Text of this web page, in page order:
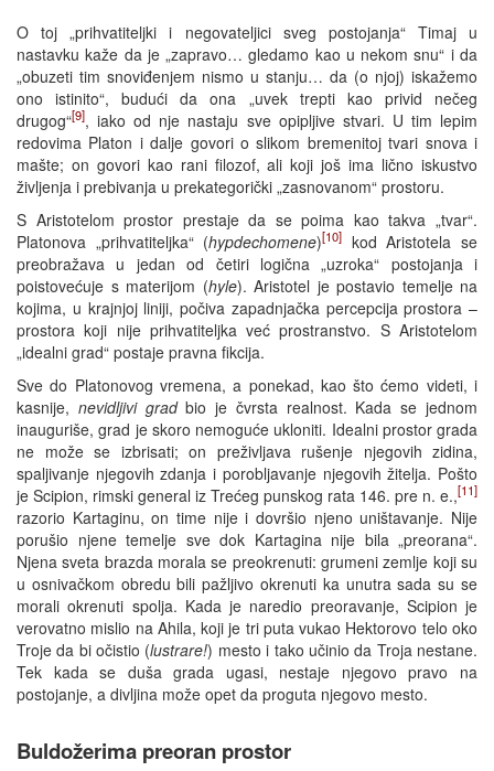
O toj „prihvatiteljki i negovateljici sveg postojanja“ Timaj u
nastavku kaže da je „zapravo… gledamo kao u nekom snu“ i da
„obuzeti tim snoviđenjem nismo u stanju… da (o njoj) iskažemo
ono istinito“, budući da ona „uvek trepti kao privid nečeg
drugog“[9], iako od nje nastaju sve opipljive stvari. U tim lepim
redovima Platon i dalje govori o slikom bremenitoj tvari snova i
mašte; on govori kao rani filozof, ali koji još ima lično iskustvo
življenja i prebivanja u prekategorički „zasnovanom“ prostoru.
S Aristotelom prostor prestaje da se poima kao takva „tvar“.
Platonova „prihvatiteljka“ (hypdechomene)[10] kod Aristotela se
preobražava u jedan od četiri logična „uzroka“ postojanja i
poistovećuje s materijom (hyle). Aristotel je postavio temelje na
kojima, u krajnjoj liniji, počiva zapadnjačka percepcija prostora –
prostora koji nije prihvatiteljka već prostranstvo. S Aristotelom
„idealni grad“ postaje pravna fikcija.
Sve do Platonovog vremena, a ponekad, kao što ćemo videti, i
kasnije, nevidljivi gradbio je čvrsta realnost. Kada se jednom
inauguriše, grad je skoro nemoguće ukloniti. Idealni prostor grada
ne može se izbrisati; on preživljava rušenje njegovih zidina,
spaljivanje njegovih zdanja i porobljavanje njegovih žitelja. Pošto
je Scipion, rimski general iz Trećeg punskog rata 146. pre n. e.,[11]
razorio Kartaginu, on time nije i dovršio njeno uništavanje. Nije
porušio njene temelje sve dok Kartagina nije bila „preorana“.
Njena sveta brazda morala se preokrenuti: grumeni zemlje koji su
u osnivačkom obredu bili pažljivo okrenuti ka unutra sada su se
morali okrenuti spolja. Kada je naredio preoravanje, Scipion je
verovatno mislio na Ahila, koji je tri puta vukao Hektorovo telo oko
Troje da bi očistio (lustrare!) mesto i tako učinio da Troja nestane.
Tek kada se duša grada ugasi, nestaje njegovo pravo na
postojanje, a divljina može opet da proguta njegovo mesto.
Buldožerima preoran prostor